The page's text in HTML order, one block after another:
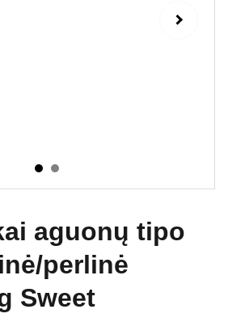
aguonų tipo
perlinė
Sweet